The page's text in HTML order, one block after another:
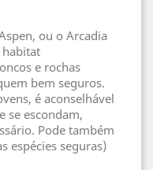
ou o Arcadia
habitat
e rochas
bem seguros.
é aconselhável
se escondam,
Pode também
espécies seguras)